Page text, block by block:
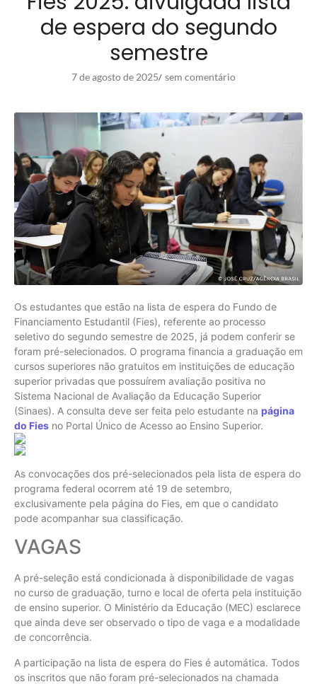
de espera do segundo
semestre
7 de agosto de 2025/ sem comentário
Os estudantes que estão na lista de espera do Fundo de
Financiamento Estudantil (Fies), referente ao processo
seletivo do segundo semestre de 2025, já podem conferir se
foram pré-selecionados. O programa financia a graduação em
cursos superiores não gratuitos em instituições de educação
superior privadas que possuírem avaliação positiva no
Sistema Nacional de Avaliação da Educação Superior
(Sinaes). A consulta deve ser feita pelo estudante na página
do Fies no Portal Único de Acesso ao Ensino Superior.
As convocações dos pré-selecionados pela lista de espera do
programa federal ocorrem até 19 de setembro,
exclusivamente pela página do Fies, em que o candidato
pode acompanhar sua classificação.
VAGAS
A pré-seleção está condicionada à disponibilidade de vagas
no curso de graduação, turno e local de oferta pela instituição
de ensino superior. O Ministério da Educação (MEC) esclarece
que ainda deve ser observado o tipo de vaga e a modalidade
de concorrência.
A participação na lista de espera do Fies é automática. Todos
os inscritos que não foram pré-selecionados na chamada